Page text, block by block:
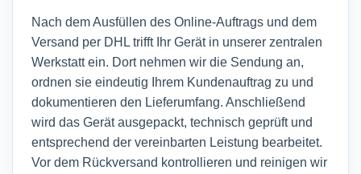
Nach dem Ausfüllen des Online-Auftrags und dem
Versand per DHL trifft Ihr Gerät in unserer zentralen
Werkstatt ein. Dort nehmen wir die Sendung an,
ordnen sie eindeutig Ihrem Kundenauftrag zu und
dokumentieren den Lieferumfang. Anschließend
wird das Gerät ausgepackt, technisch geprüft und
entsprechend der vereinbarten Leistung bearbeitet.
Vor dem Rückversand kontrollieren und reinigen wir